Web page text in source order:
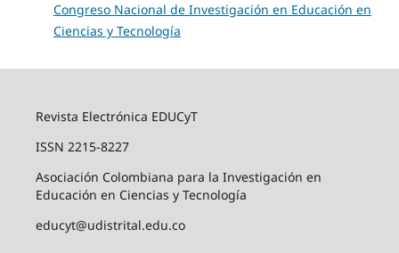
Congreso Nacional de Investigación en Educación en
Ciencias y Tecnología
Revista Electrónica EDUCyT
ISSN 2215-8227
Asociación Colombiana para la Investigación en
Educación en Ciencias y Tecnología
educyt@udistrital.edu.co